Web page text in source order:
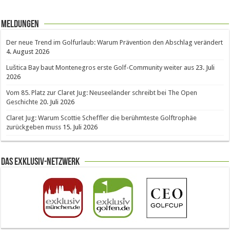
Meldungen
Der neue Trend im Golfurlaub: Warum Prävention den Abschlag verändert
4. August 2026
Luštica Bay baut Montenegros erste Golf-Community weiter aus 23. Juli
2026
Vom 85. Platz zur Claret Jug: Neuseeländer schreibt bei The Open
Geschichte 20. Juli 2026
Claret Jug: Warum Scottie Scheffler die berühmteste Golftrophäe
zurückgeben muss 15. Juli 2026
Das Exklusiv-Netzwerk